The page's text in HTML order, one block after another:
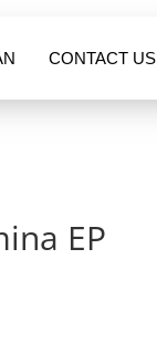
CONTACT US
EP